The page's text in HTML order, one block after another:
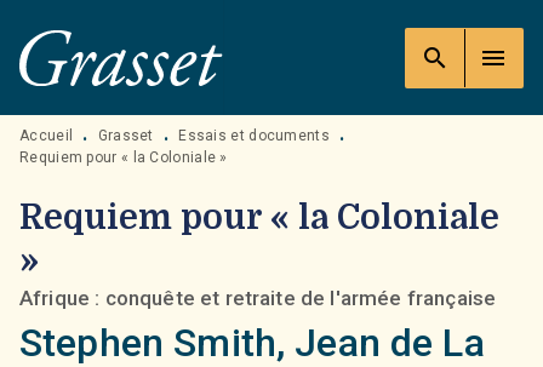
MENU RECHERCHE
PIED DE PAGE
search menu
Accueil • Grasset • Essais et documents
•
Requiem pour « la Coloniale »
Requiem pour « la Coloniale
»
Afrique : conquête et retraite de l'armée française
Stephen Smith, Jean de La